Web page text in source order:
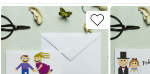
ślubu. ZAP-56-06